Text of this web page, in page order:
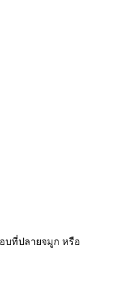
บที่ปลายจมูก หรือ